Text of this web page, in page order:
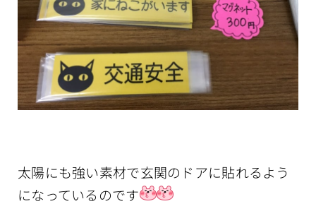
太陽にも強い素材で玄関のドアに貼れるよう
になっているのです